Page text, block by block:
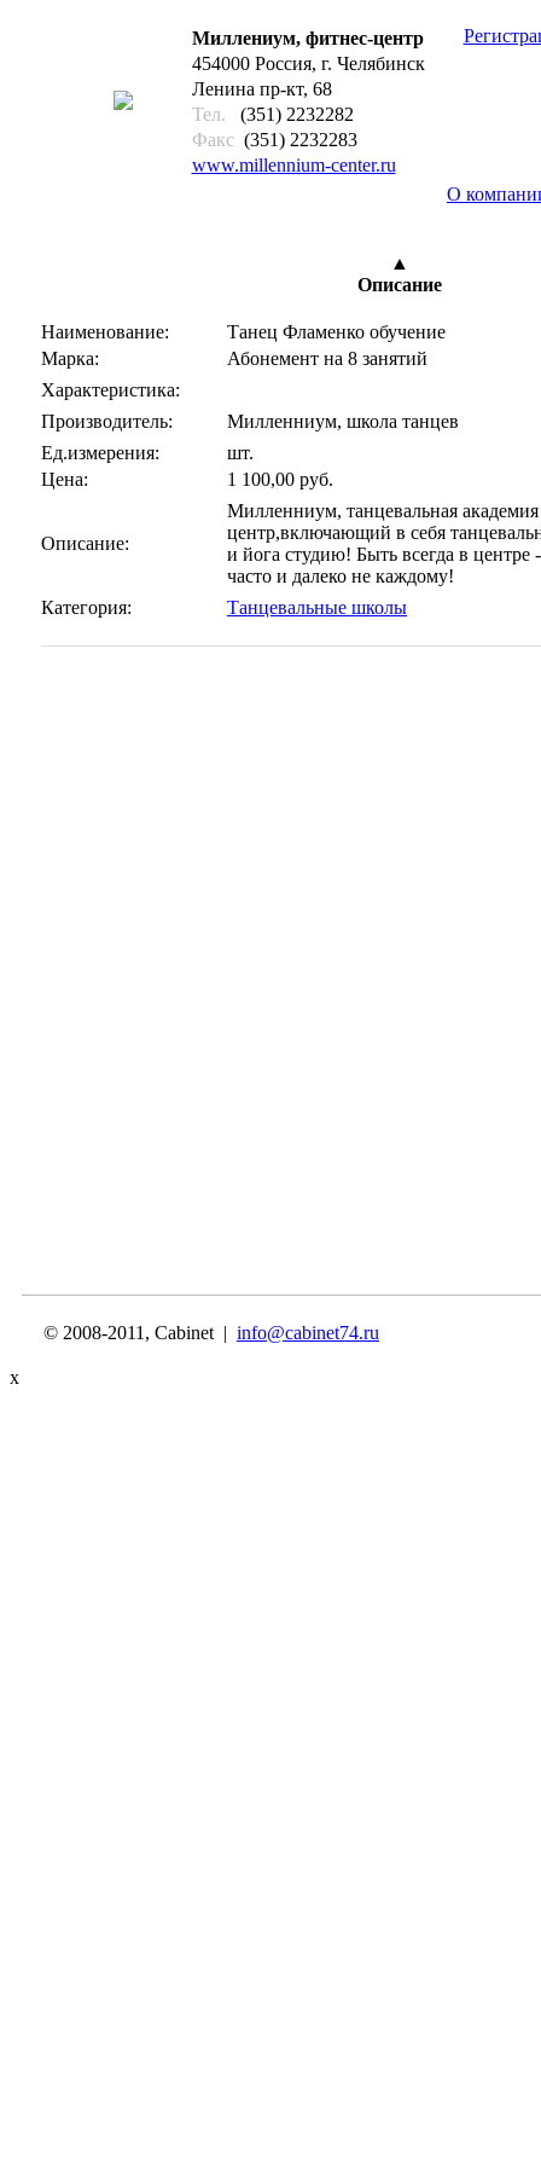
Миллениум, фитнес-центр
454000 Россия, г. Челябинск
Ленина пр-кт, 68
Тел.
(351) 2232282
Факс(351) 2232283
www.millennium-center.ru
О
▲
Описание
Наименование:
Танец Фламенко обучение
Марка:
Абонемент на 8 занятий
Характеристика:
Производитель:
Милленниум, школа танцев
Ед.измерения:
шт.
Цена:
1 100,00 руб.
Описание:
Милленниум, танцевальная
центр,включающий в себя
и йога студию! Быть всегда в центре
часто и далеко не каждому!
Категория:
Танцевальные школы
© 2008-2011, Cabinet | info@cabinet74.ru
x